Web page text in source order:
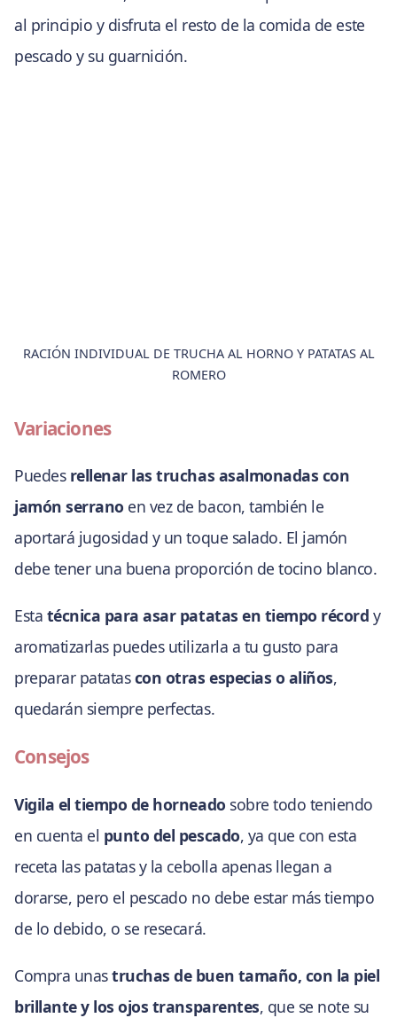
al principio y disfruta el resto de la comida de este
pescado y su guarnición.
RACIÓN INDIVIDUAL DE TRUCHA AL HORNO Y PATATAS AL
ROMERO
Variaciones
Puedes rellenar las truchas asalmonadas con
jamón serrano en vez de bacon, también le
aportará jugosidad y un toque salado. El jamón
debe tener una buena proporción de tocino blanco.
Esta técnica para asar patatas en tiempo récord y
aromatizarlas puedes utilizarla a tu gusto para
preparar patatascon otras especias o aliños,
quedarán siempre perfectas.
Consejos
Vigila el tiempo de horneado sobre todo teniendo
en cuenta el punto del pescado, ya que con esta
receta las patatas y la cebolla apenas llegan a
dorarse, pero el pescado no debe estar más tiempo
de lo debido, o se resecará.
Compra unastruchas de buen tamaño, con la piel
brillante y los ojos transparentes, que se note su